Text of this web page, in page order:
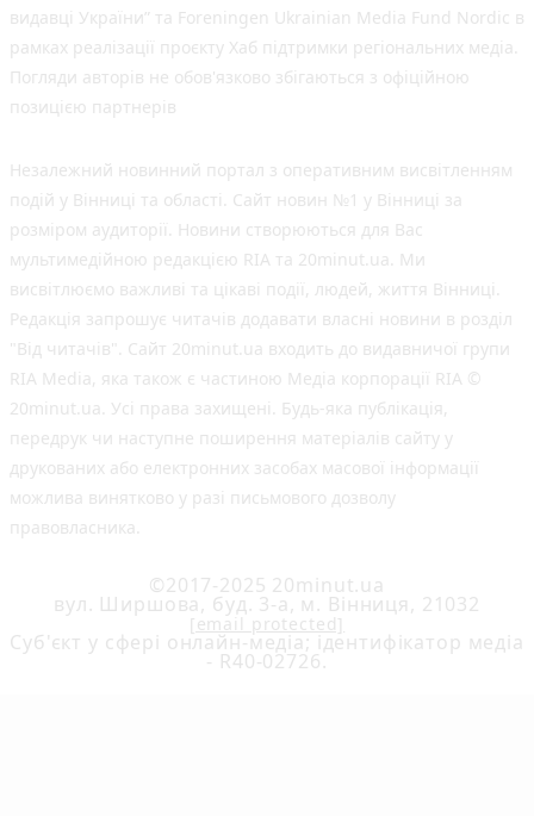
видавці України” та Foreningen Ukrainian Media Fund Nordic в
рамках реалізації проєкту Хаб підтримки регіональних медіа.
Погляди авторів не обов'язково збігаються з офіційною
позицією партнерів
Незалежний новинний портал з оперативним висвітленням
подій у Вінниці та області. Сайт новин №1 у Вінниці за
розміром аудиторії. Новини створюються для Вас
мультимедійною редакцією RIA та 20minut.ua. Ми
висвітлюємо важливі та цікаві події, людей, життя Вінниці.
Редакція запрошує читачів додавати власні новини в розділ
"Від читачів". Сайт 20minut.ua входить до видавничої групи
RIA Media, яка також є частиною Медіа корпорації RIA ©
20minut.ua. Усі права захищені. Будь-яка публiкацiя,
передрук чи наступне поширення матеріалів сайту у
друкованих або електронних засобах масової інформації
можлива винятково у разі письмового дозволу
правовласника.
©2017-2025 20minut.ua
вул. Ширшова, буд. 3-а, м. Вінниця, 21032
[email protected]
Cуб'єкт у сфері онлайн-медіа; ідентифікатор медіа
- R40-02726.